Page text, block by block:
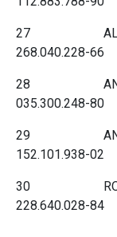
27
268.040.228-66
28
035.300.248-80
29
152.101.938-02
30
228.640.028-84